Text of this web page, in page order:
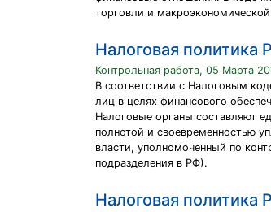
торговли и
Налоговая политика
Контрольная работа, 05 Марта
В соответствии с Налоговым
лиц в целях финансового
Налоговые органы составляют
полнотой и своевременностью
власти, уполномоченный по
подразделения в РФ).
Налоговая политика